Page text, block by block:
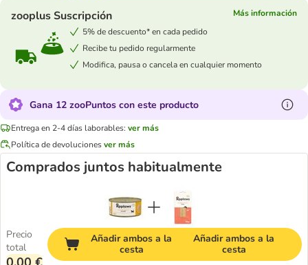
zooplus Suscripción
Más información
5% de descuento* en cada pedido
Recibe tu pedido regularmente
Modifica, pausa o cancela en cualquier momento
Gana 12 zooPuntos con este producto
Entrega en 2-4 días laborables: ver más
Política de devolucionesver más
Comprados juntos habitualmente
Precio
total
Añadir ambos a la
cesta
Añadir ambos a la
cesta